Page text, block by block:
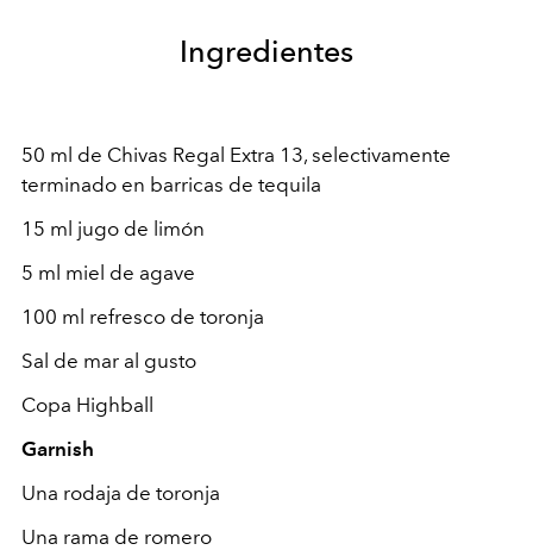
Ingredientes
50 ml de Chivas Regal Extra 13, selectivamente
terminado en barricas de tequila
15 ml jugo de limón
5 ml miel de agave
100 ml refresco de toronja
Sal de mar al gusto
Copa Highball
Garnish
Una rodaja de toronja
Una rama de romero